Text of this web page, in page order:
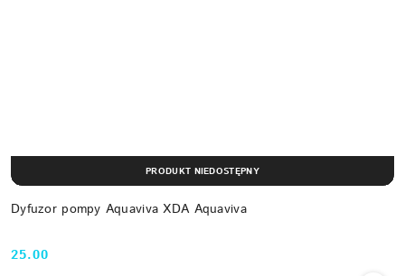
Dyfuzor pompy Aquaviva XDA Aquaviva
Cena:
25.00
PRODUKT NIEDOSTĘPNY